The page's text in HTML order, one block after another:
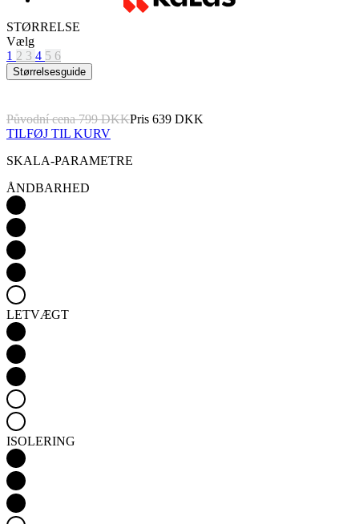
STØRRELSE
Vælg
1 2 3 4 5 6
Størrelsesguide
Pris 639 DKK
Původní cena799 DKK
TILFØJ TIL KURV
SKALA-PARAMETRE
ÅNDBARHED
LETVÆGT
ISOLERING